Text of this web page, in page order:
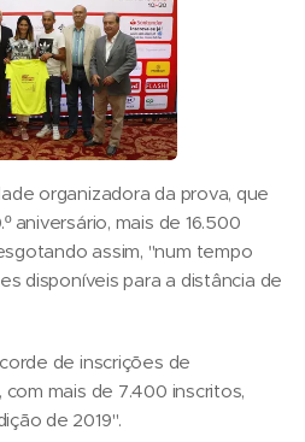
organizadora da prova, que
aniversário, mais de 16.500
assim, "num tempo
disponíveis para a distância de
de inscrições de
mais de 7.400 inscritos,
de 2019".